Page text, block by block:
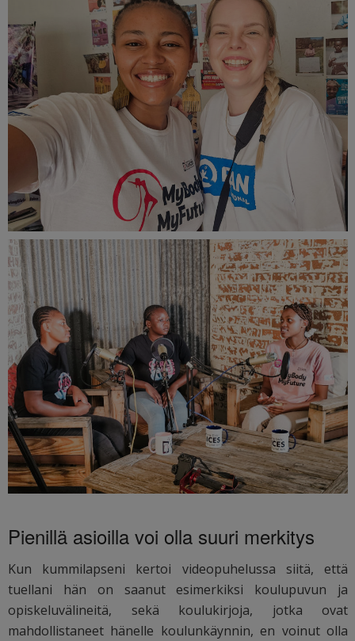
Pienillä asioilla voi olla suuri merkitys
Kun kummilapseni kertoi videopuhelussa siitä, että
tuellani hän on saanut esimerkiksi koulupuvun ja
opiskeluvälineitä, sekä koulukirjoja, jotka ovat
mahdollistaneet hänelle koulunkäynnin, en voinut olla